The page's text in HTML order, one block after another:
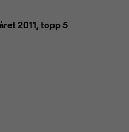
2011, topp 5